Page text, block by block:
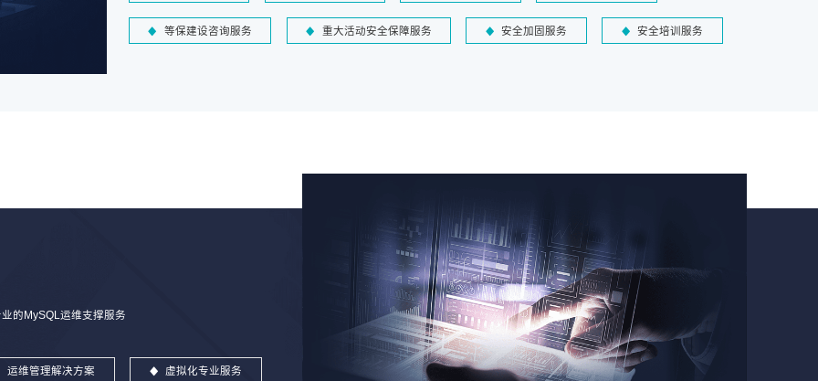
等保建设咨询服务 重大活动安全保障服务 安全加固服务 安全培训服务
的MySQL运维支撑服务
运维管理解决方案 虚拟化专业服务